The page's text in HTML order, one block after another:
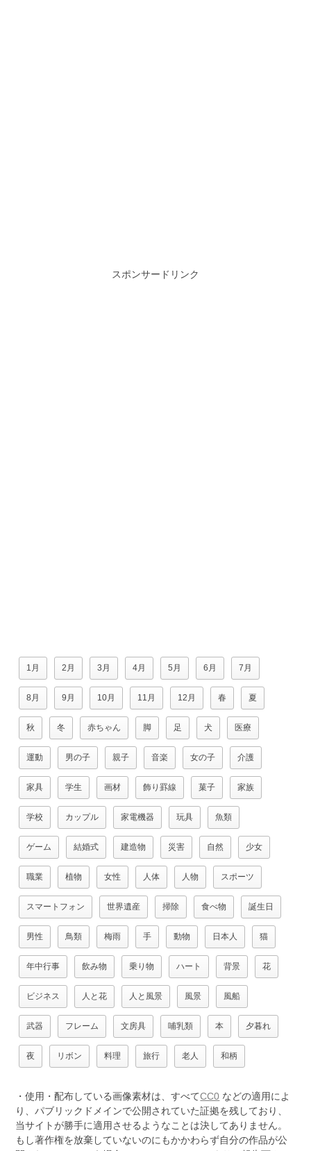
スポンサードリンク
1月 2月 3月 4月 5月 6月 7月
8月 9月 10月 11月 12月 春 夏
秋 冬 赤ちゃん 脚 足 犬 医療
運動 男の子 親子 音楽 女の子 介護
家具 学生 画材 飾り罫線 菓子 家族
学校 カップル 家電機器 玩具 魚類
ゲーム 結婚式 建造物 災害 自然 少女
職業 植物 女性 人体 人物 スポーツ
スマートフォン 世界遺産 掃除 食べ物 誕生日
男性 鳥類 梅雨 手 動物 日本人 猫
年中行事 飲み物 乗り物 ハート 背景 花
ビジネス 人と花 人と風景 風景 風船
武器 フレーム 文房具 哺乳類 本 夕暮れ
夜 リボン 料理 旅行 老人 和柄
・使用・配布している画像素材は、すべてCC0 などの適用によ
り、パブリックドメインで公開されていた証拠を残しており、
当サイトが勝手に適用させるようなことは決してありません。
もし著作権を放棄していないのにもかかわらず自分の作品が公